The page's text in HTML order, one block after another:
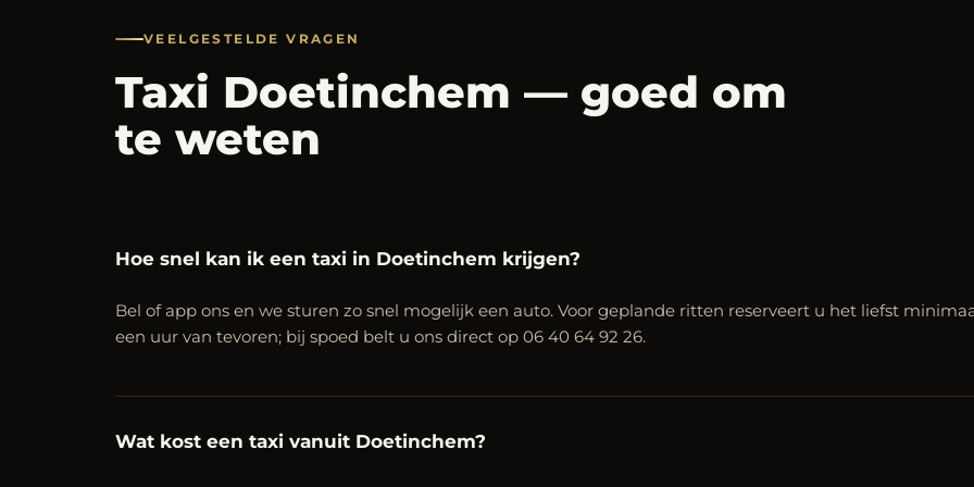
VEELGESTELDE VRAGEN
Taxi Doetinchem — goed om
te weten
Hoe snel kan ik een taxi in Doetinchem krijgen?
Bel of app ons en we sturen zo snel mogelijk een auto. Voor geplande ritten reserveert u het liefst
een uur van tevoren; bij spoed belt u ons direct op 06 40 64 92 26.
Wat kost een taxi vanuit Doetinchem?